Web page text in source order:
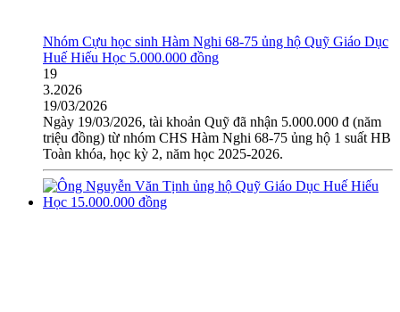
Nhóm Cựu học sinh Hàm Nghi 68-75 ủng hộ Quỹ Giáo Dục
Huế Hiếu Học 5.000.000 đồng
19
3.2026
19/03/2026
Ngày 19/03/2026, tài khoản Quỹ đã nhận 5.000.000 đ (năm
triệu đồng) từ nhóm CHS Hàm Nghi 68-75 ủng hộ 1 suất HB
Toàn khóa, học kỳ 2, năm học 2025-2026.